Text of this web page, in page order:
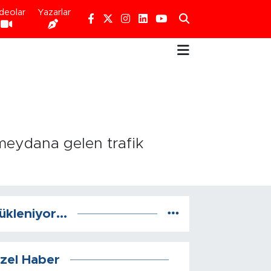
Yazarlar
gelen trafik
Haber